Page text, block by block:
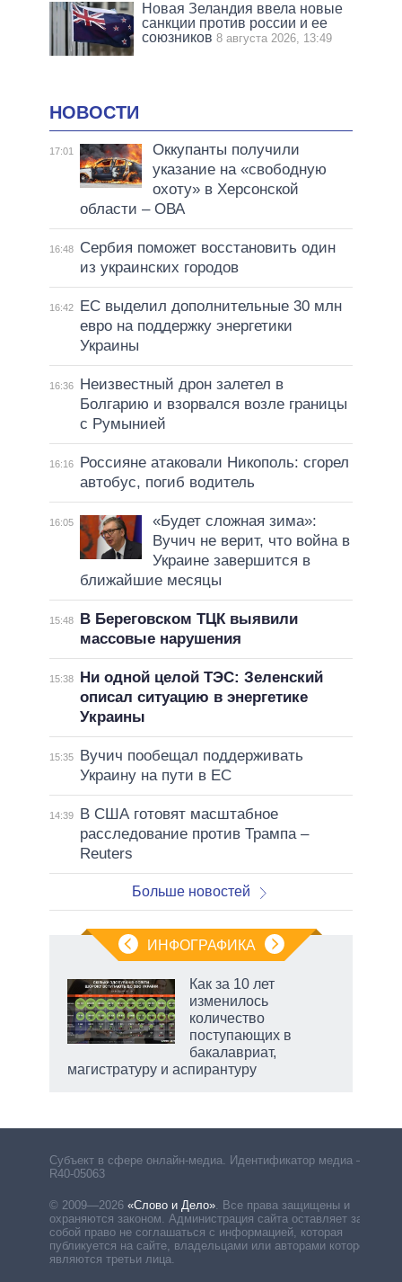
Новая Зеландия ввела новые
санкции против россии и ее
союзников 8 августа 2026, 13:49
НОВОСТИ
17:01
Оккупанты получили
указание на «свободную
охоту» в Херсонской
области – ОВА
16:48
Сербия поможет восстановить один
из украинских городов
16:42
ЕС выделил дополнительные 30 млн
евро на поддержку энергетики
Украины
16:36
Неизвестный дрон залетел в
Болгарию и взорвался возле границы
с Румынией
16:16
Россияне атаковали Никополь: сгорел
автобус, погиб водитель
16:05
«Будет сложная зима»:
Вучич не верит, что война в
Украине завершится в
ближайшие месяцы
15:48
В Береговском ТЦК выявили
массовые нарушения
15:38
Ни одной целой ТЭС: Зеленский
описал ситуацию в энергетике
Украины
15:35
Вучич пообещал поддерживать
Украину на пути в ЕС
14:39
В США готовят масштабное
расследование против Трампа –
Reuters
Больше новостей
ИНФОГРАФИКА
Как за 10 лет
изменилось
количество
поступающих в
бакалавриат,
магистратуру и аспирантуру
Субъект в сфере онлайн-медиа. Идентификатор медиа –
R40-05063
© 2009—2026 «Слово и Дело» Все права защищены и
охраняются законом. Администрация сайта оставляет за
собой право не соглашаться с информацией, которая
публикуется на сайте, владельцами или авторами которой
являются третьи лица.